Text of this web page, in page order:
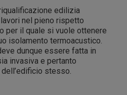
edilizia
nel pieno rispetto
per il quale si vuole ottenere
isolamento termoacustico.
dunque essere fatta in
invasiva e pertanto
stesso.